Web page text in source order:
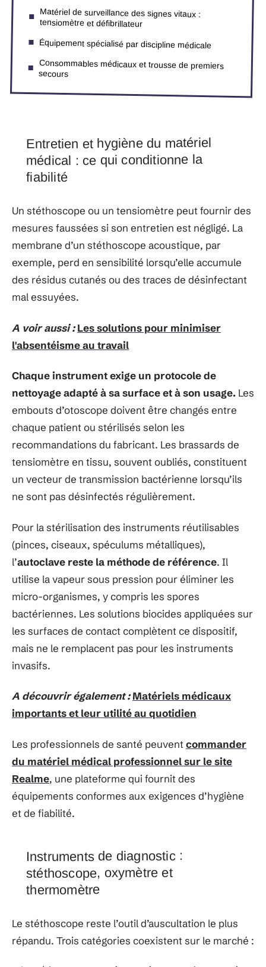
Matériel de surveillance des signes vitaux :
tensiomètre et défibrillateur
Équipement spécialisé par discipline médicale
Consommables médicaux et trousse de premiers
secours
Entretien et hygiène du matériel
médical : ce qui conditionne la
fiabilité
Un stéthoscope ou un tensiomètre peut fournir des
mesures faussées si son entretien est négligé. La
membrane d’un stéthoscope acoustique, par
exemple, perd en sensibilité lorsqu’elle accumule
des résidus cutanés ou des traces de désinfectant
mal essuyées.
A voir aussi : Les solutions pour minimiser
l'absentéisme au travail
Chaque instrument exige un protocole de
nettoyage adapté à sa surface et à son usage. Les
embouts d’otoscope doivent être changés entre
chaque patient ou stérilisés selon les
recommandations du fabricant. Les brassards de
tensiomètre en tissu, souvent oubliés, constituent
un vecteur de transmission bactérienne lorsqu’ils
ne sont pas désinfectés régulièrement.
Pour la stérilisation des instruments réutilisables
(pinces, ciseaux, spéculums métalliques),
l’autoclave reste la méthode de référence. Il
utilise la vapeur sous pression pour éliminer les
micro-organismes, y compris les spores
bactériennes. Les solutions biocides appliquées sur
les surfaces de contact complètent ce dispositif,
mais ne le remplacent pas pour les instruments
invasifs.
A découvrir également : Matériels médicaux
importants et leur utilité au quotidien
Les professionnels de santé peuvent commander
du matériel médical professionnel sur le site
Realme, une plateforme qui fournit des
équipements conformes aux exigences d’hygiène
et de fiabilité.
Instruments de diagnostic :
stéthoscope, oxymètre et
thermomètre
Le stéthoscope reste l’outil d’auscultation le plus
répandu. Trois catégories coexistent sur le marché :